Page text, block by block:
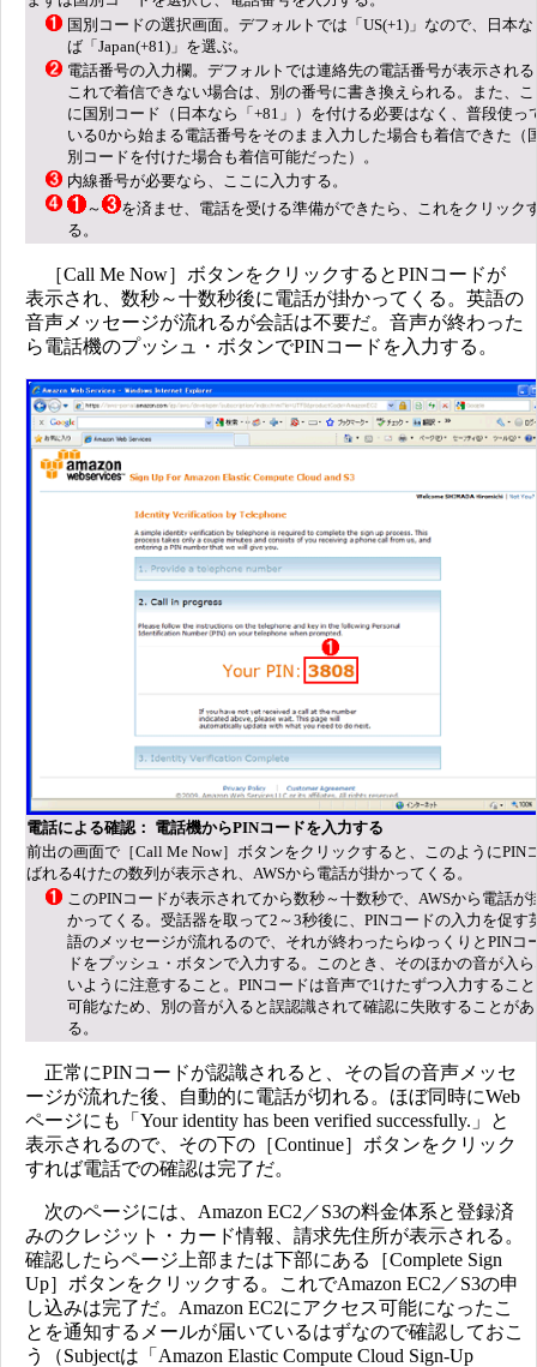
国別コードの選択画面。デフォルトでは「US(+1)」なので、日本な
ば「Japan(+81)」を選ぶ。
電話番号の入力欄。デフォルトでは連絡先の電話番号が表示され
これで着信できない場合は、別の番号に書き換えられる。また、
に国別コード（日本なら「+81」）を付ける必要はなく、普段使っ
いる0から始まる電話番号をそのまま入力した場合も着信できた（
別コードを付けた場合も着信可能だった）。
内線番号が必要なら、ここに入力する。
～
を済ませ、電話を受ける準備ができたら、これをクリック
る。
［Call Me Now］ボタンをクリックするとPINコードが
表示され、数秒～十数秒後に電話が掛かってくる。英語の
音声メッセージが流れるが会話は不要だ。音声が終わった
ら電話機のプッシュ・ボタンでPINコードを入力する。
電話による確認： 電話機からPINコードを入力する
前出の画面で［Call Me Now］ボタンをクリックすると、このようにPIN
ばれる4けたの数列が表示され、AWSから電話が掛かってくる。
このPINコードが表示されてから数秒～十数秒で、AWSから電話が
かってくる。受話器を取って2～3秒後に、PINコードの入力を促す
語のメッセージが流れるので、それが終わったらゆっくりとPINコ
ドをプッシュ・ボタンで入力する。このとき、そのほかの音が入
いように注意すること。PINコードは音声で1けたずつ入力するこ
可能なため、別の音が入ると誤認識されて確認に失敗することがあ
る。
正常にPINコードが認識されると、その旨の音声メッセ
ージが流れた後、自動的に電話が切れる。ほぼ同時にWeb
ページにも「Your identity has been verified successfully.」と
表示されるので、その下の［Continue］ボタンをクリック
すれば電話での確認は完了だ。
次のページには、Amazon EC2／S3の料金体系と登録済
みのクレジット・カード情報、請求先住所が表示される。
確認したらページ上部または下部にある［Complete Sign
Up］ボタンをクリックする。これでAmazon EC2／S3の申
し込みは完了だ。Amazon EC2にアクセス可能になったこ
とを通知するメールが届いているはずなので確認しておこ
う（Subjectは「Amazon Elastic Compute Cloud Sign-Up